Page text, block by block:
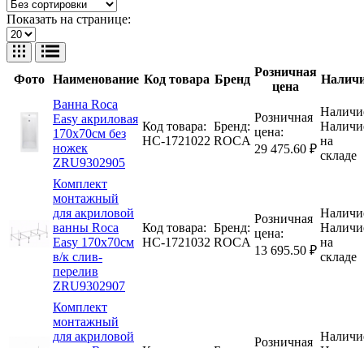
Показать на странице:
Фото Наименование Код товара Бренд
Розничная
цена
Ванна Roca
Easy акриловая
170х70см без
ножек
ZRU9302905
Код товара:
НС-1721022
Бренд:
ROCA
Розничная
цена:
29 475.60 ₽
на
складе
Комплект
монтажный
для акриловой
ванны Roca
Easy 170х70см
в/к слив-
перелив
ZRU9302907
Код товара:
НС-1721032
Бренд:
ROCA
Розничная
цена:
13 695.50 ₽
на
складе
Комплект
монтажный
для акриловой
Розничная